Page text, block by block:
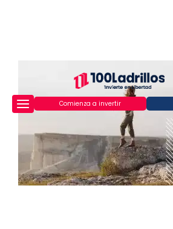
Comienza a invertir